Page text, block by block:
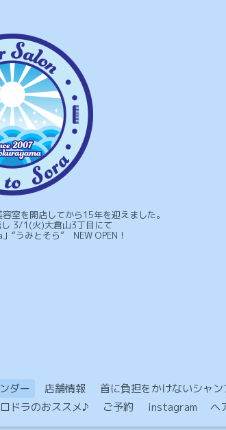
室を開店してから15年を迎えました。
し 3/1(火)大倉山3丁目にて
“うみとそら” NEW OPEN！
ダー 店舗情報
首に負担をかけないシャン
ドラのおススメ♪ ご予約 instagram ヘ